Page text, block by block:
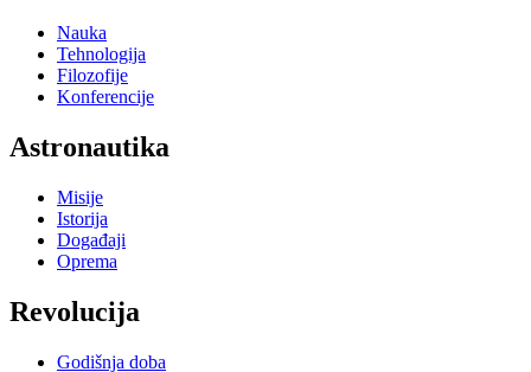
Nauka
Tehnologija
Filozofije
Konferencije
Astronautika
Misije
Istorija
Događaji
Oprema
Revolucija
Godišnja doba